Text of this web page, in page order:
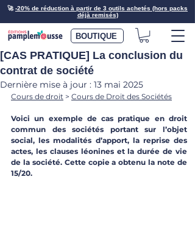
🚀-20% de réduction à partir de 3 outils achetés (hors packs
déjà remisés)
BOUTIQUE
[CAS PRATIQUE] La conclusion du
contrat de société
Dernière mise à jour : 13 mai 2025
Cours de droit > Cours de Droit des Sociétés
Voici un exemple de cas pratique en droit
commun des sociétés portant sur l’objet
social, les modalités d’apport, la reprise des
actes, les clauses léonines et la durée de vie
de la société. Cette copie a obtenu la note de
15/20.